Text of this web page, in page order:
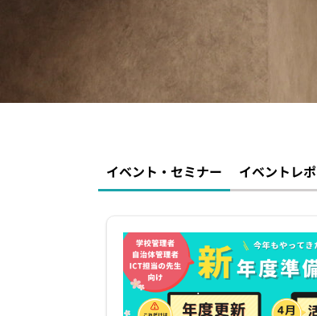
イベント・セミナー
お知らせ
イベント・セミナー イベントレ